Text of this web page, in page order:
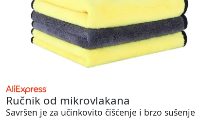
Ručnik od mikrovlakana
Savršen je za učinkovito čišćenje i brzo sušenje